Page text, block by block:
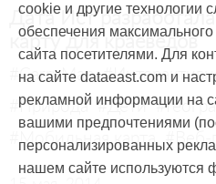
Дата Ист
карту для краеведов
#CarryMap
#Природа #Дети
#Мобильная карта
cookie и другие технологии
обеспечения
сайта посетителями. Для
на сайте dataeast.com и
рекламной информации на
вашими предпочтениями
персонализированных
нашем сайте используются